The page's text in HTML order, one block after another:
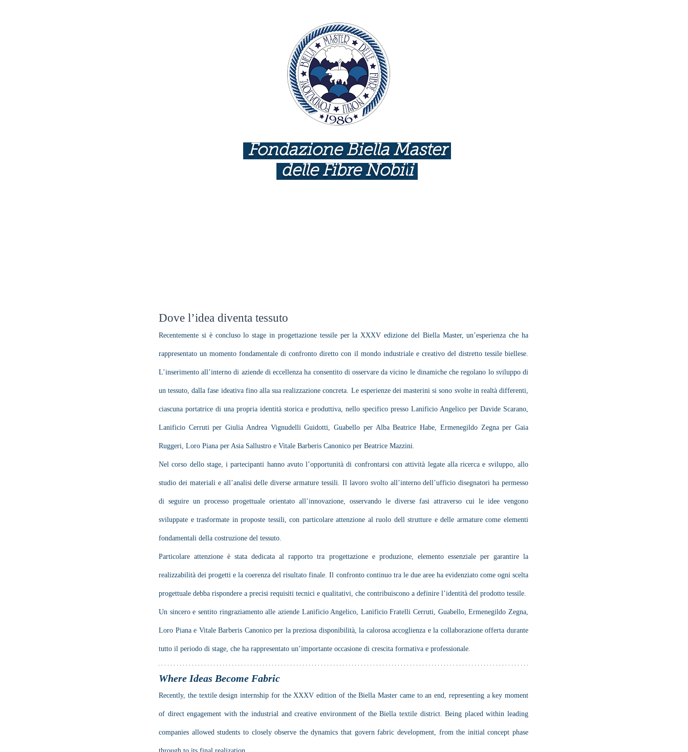
Fondazione Biella Master
delle Fibre Nobili
Dove l’idea diventa tessuto
Recentemente si è concluso lo stage in progettazione tessile per la XXXV edizione del Biella Master, un’esperienza che ha
rappresentato un momento fondamentale di confronto diretto con il mondo industriale e creativo del distretto tessile biellese.
L’inserimento all’interno di aziende di eccellenza ha consentito di osservare da vicino le dinamiche che regolano lo sviluppo di
un tessuto, dalla fase ideativa fino alla sua realizzazione concreta. Le esperienze dei masterini si sono svolte in realtà differenti,
ciascuna portatrice di una propria identità storica e produttiva, nello specifico presso Lanificio Angelico per Davide Scarano,
Lanificio Cerruti per Giulia Andrea Vignudelli Guidotti, Guabello per Alba Beatrice Habe, Ermenegildo Zegna per Gaia
Ruggeri, Loro Piana per Asia Sallustro e Vitale Barberis Canonico per Beatrice Mazzini.
Nel corso dello stage, i partecipanti hanno avuto l’opportunità di confrontarsi con attività legate alla ricerca e sviluppo, allo
studio dei materiali e all’analisi delle diverse armature tessili. Il lavoro svolto all’interno dell’ufficio disegnatori ha permesso
di seguire un processo progettuale orientato all’innovazione, osservando le diverse fasi attraverso cui le idee vengono
sviluppate e trasformate in proposte tessili, con particolare attenzione al ruolo dell strutture e delle armature come elementi
fondamentali della costruzione del tessuto.
Particolare attenzione è stata dedicata al rapporto tra progettazione e produzione, elemento essenziale per garantire la
realizzabilità dei progetti e la coerenza del risultato finale. Il confronto continuo tra le due aree ha evidenziato come ogni scelta
progettuale debba rispondere a precisi requisiti tecnici e qualitativi, che contribuiscono a definire l’identità del prodotto tessile.
Un sincero e sentito ringraziamento alle aziende Lanificio Angelico, Lanificio Fratelli Cerruti, Guabello, Ermenegildo Zegna,
Loro Piana e Vitale Barberis Canonico per la preziosa disponibilità, la calorosa accoglienza e la collaborazione offerta durante
tutto il periodo di stage, che ha rappresentato un’importante occasione di crescita formativa e professionale.
Where Ideas Become Fabric
Recently, the textile design internship for the XXXV edition of the Biella Master came to an end, representing a key moment
of direct engagement with the industrial and creative environment of the Biella textile district. Being placed within leading
companies allowed students to closely observe the dynamics that govern fabric development, from the initial concept phase